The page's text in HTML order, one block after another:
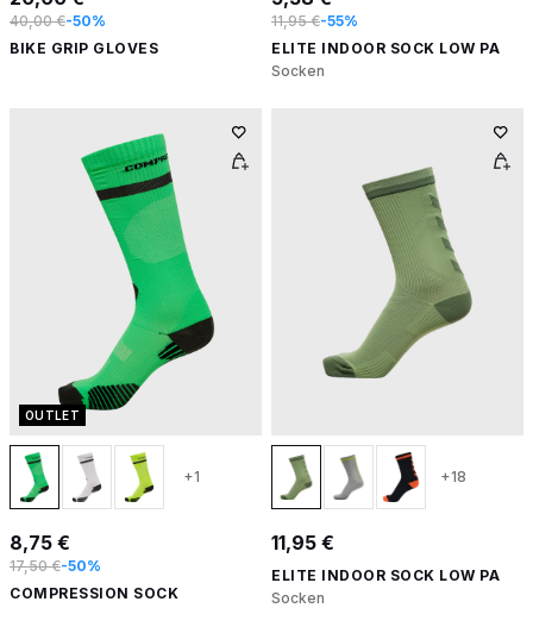
40,00 €-50%
BIKE GRIP GLOVES
11,95 €-55%
ELITE INDOOR SOCK LOW PA
Socken
OUTLET
+1
8,75 €
17,50 €-50%
COMPRESSION SOCK
+18
11,95 €
ELITE INDOOR SOCK LOW PA
Socken